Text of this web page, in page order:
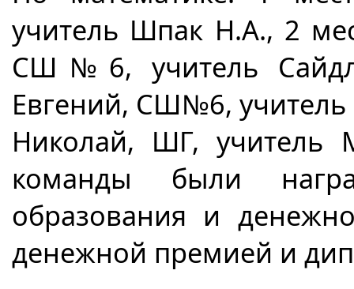
учитель Шпак Н.А., 2
СШ№6, учитель
Евгений, СШ№6, учитель
Николай, ШГ, учитель
команды были
образования и
денежной премией и